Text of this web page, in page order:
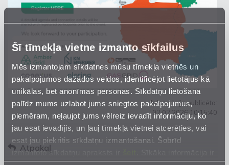
Šī tīmekļa vietne izmanto sīkfailus
Mēs izmantojam sīkdatnes mūsu tīmekļa vietnēs un
pakalpojumos dažādos veidos, identificējot lietotājus kā
unikālas, bet anonīmas personas. Sīkdatņu lietošana
palīdz mums uzlabot jums sniegtos pakalpojumus,
piemēram, neļaujot jums vēlreiz ievadīt informāciju, ko
jau esat ievadījis, un ļauj tīmekļa vietnei atcerēties, vai
esat jau piekritis sīkdatņu izmantošanai. Šobrīd
izmantoto sīkdatņu apraksts ir
Informācija publicēta:
02.02.2026 10:15:40
Atpakaļ